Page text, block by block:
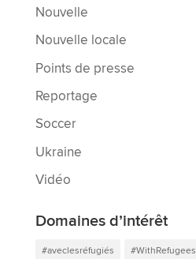
Nouvelle
Nouvelle locale
Points de presse
Reportage
Soccer
Ukraine
Vidéo
Domaines d’intérêt
#aveclesréfugiés #WithRefugees